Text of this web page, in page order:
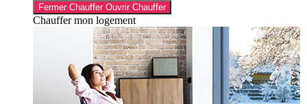
Fermer Chauffer Ouvrir Chauffer
Chauffer mon logement